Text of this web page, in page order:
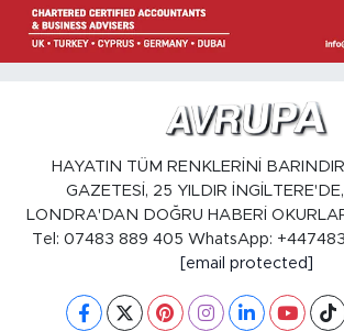
HAYATIN TÜM RENKLERİNİ
GAZETESİ, 25 YILDIR
LONDRA'DAN DOĞRU HABERİ
Tel: 07483 889 405 WhatsApp:
[email protected]